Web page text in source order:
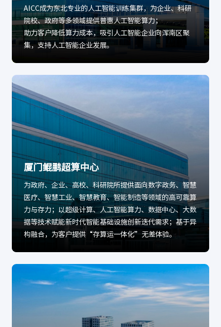
AICC成为东北专业的人工智能训练集群，为企业、科研
院校、政府等多领域提供普惠人工智能算力；
助力客户降低算力成本，吸引人工智能企业向浑南区聚
集，支持人工智能企业发展。
厦门鲲鹏超算中心
为政府、企业、高校、科研院所提供面向数字政务、智慧
医疗、智慧工业、智慧教育、智能制造等领域的高可靠算
力与存力；以超级计算、人工智能算力、数据中心、大数
据等技术赋能新时代智能基础设施创新迭代需求；基于异
构融合，为客户提供“存算运一体化”无差体验。